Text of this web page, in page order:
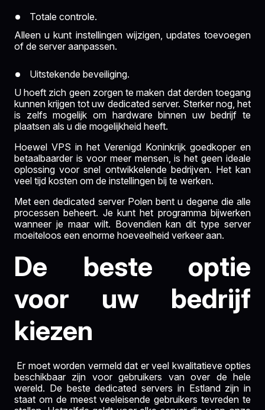
Totale controle.
Alleen u kunt instellingen wijzigen, updates toevoegen
of de server aanpassen.
Uitstekende beveiliging.
U hoeft zich geen zorgen te maken dat derden toegang
kunnen krijgen tot uw dedicated server. Sterker nog, het
is zelfs mogelijk om hardware binnen uw bedrijf te
plaatsen als u die mogelijkheid heeft.
Hoewel VPS in het Verenigd Koninkrijk goedkoper en
betaalbaarder is voor meer mensen, is het geen ideale
oplossing voor snel ontwikkelende bedrijven. Het kan
veel tijd kosten om de instellingen bij te werken.
Met een dedicated server Polen bent u degene die alle
processen beheert. Je kunt het programma bijwerken
wanneer je maar wilt. Bovendien kan dit type server
moeiteloos een enorme hoeveelheid verkeer aan.
De beste optie
voor uw bedrijf
kiezen
Er moet worden vermeld dat er veel kwalitatieve opties
beschikbaar zijn voor gebruikers van over de hele
wereld. De beste dedicated servers in Estland zijn in
staat om de meest veeleisende gebruikers tevreden te